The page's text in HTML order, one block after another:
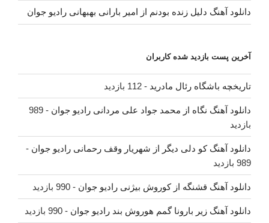
دانلود آهنگ دلیل زنده بودنم از امیر بارانی بهبهانی رادیو جوان
آخرین پست بازدید شده کاربران
تاریخچه باشگاه رئال مادرید - 112 بازدید
دانلود آهنگ نگاه از محمد جواد علی مردانی رادیو جوان
- 989
بازدید
دانلود آهنگ کو دلی دیگر از شهریار وقف رحمانی رادیو جوان -
989 بازدید
دانلود آهنگ قشنگه از کوروش بیژنی رادیو جوان - 990 بازدید
دانلود آهنگ زیر بارونا گمم هوروش بند رادیو جوان - 990 بازدید